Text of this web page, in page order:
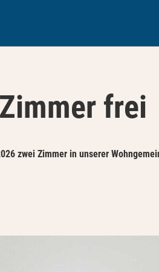
frei
zwei Zimmer in unserer